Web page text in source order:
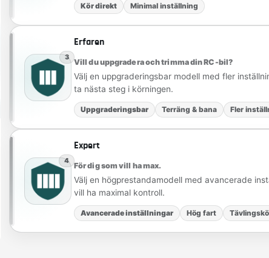
Kör direkt Minimal inställning
3
Erfaren
Vill du uppgradera och trimma din RC-bil?
Välj en uppgraderingsbar modell med fler
ta nästa steg i körningen.
Uppgraderingsbar Terräng & bana Fler
4
Expert
För dig som vill ha max.
Välj en högprestandamodell med avancerade
vill ha maximal kontroll.
Avancerade inställningar Hög fart